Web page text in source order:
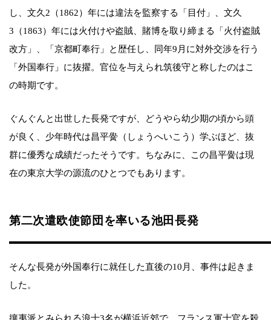
し、文久2（1862）年には違法を監察する「目付」、文久
3（1863）年には火付けや盗賊、賭博を取り締まる「火付盗賊
改方」、「京都町奉行」と歴任し、同年9月に対外交渉を行う
「外国奉行」に抜擢。官位を与えられ筑後守と称したのはこ
の時期です。
ぐんぐんと出世した長発ですが、どうやら幼少期の頃から頭
が良く、少年時代は昌平黌（しょうへいこう）学ぶほど、抜
群に優秀な成績だったそうです。ちなみに、この昌平黌は現
在の東京大学の源流のひとつでもあります。
第二次遣欧使節団を率いる池田長発
そんな長発が外国奉行に就任した直後の10月、事件は起きま
した。
攘夷派とみられる浪士3名が横浜近郊で、フランス軍士官を殺